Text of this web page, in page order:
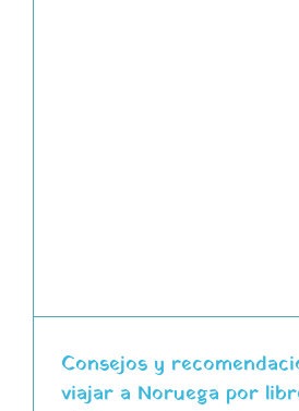
Consejos y
viajar a Noruega por